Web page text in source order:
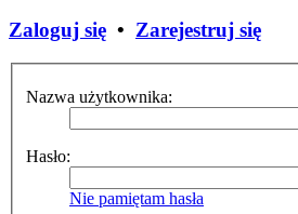
Zaloguj się • Zarejestruj się
Nazwa użytkownika:
Hasło:
Nie pamiętam hasła